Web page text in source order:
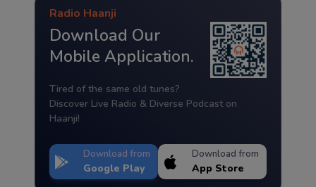
Radio Haanji
Download Our
Mobile Application.
Tired of the same old tunes?
Discover Live Radio & Diverse Podcast on
Haanji!
Download from
Google Play
Download from
App Store